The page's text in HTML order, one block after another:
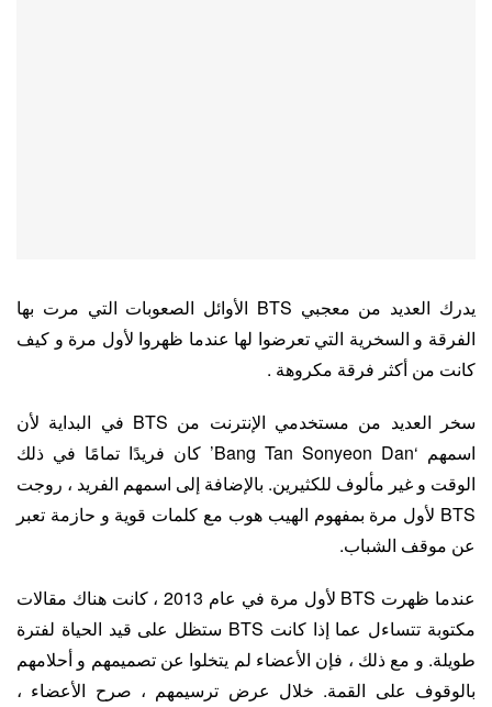
يدرك العديد من معجبي BTS الأوائل الصعوبات التي مرت بها
الفرقة و السخرية التي تعرضوا لها عندما ظهروا لأول مرة و كيف
كانت من أكثر فرقة مكروهة .
سخر العديد من مستخدمي الإنترنت من BTS في البداية لأن
اسمهم ‘Bang Tan Sonyeon Dan’ كان فريدًا تمامًا في ذلك
الوقت و غير مألوف للكثيرين. بالإضافة إلى اسمهم الفريد ، روجت
BTS لأول مرة بمفهوم الهيب هوب مع كلمات قوية و حازمة تعبر
عن موقف الشباب.
عندما ظهرت BTS لأول مرة في عام 2013 ، كانت هناك مقالات
مكتوبة تتساءل عما إذا كانت BTS ستظل على قيد الحياة لفترة
طويلة. و مع ذلك ، فإن الأعضاء لم يتخلوا عن تصميمهم و أحلامهم
بالوقوف على القمة. خلال عرض ترسيمهم ، صرح الأعضاء ،